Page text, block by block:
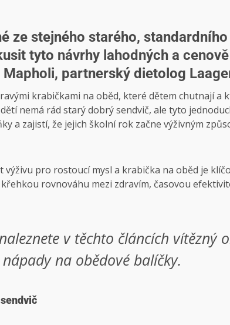
ze stejného starého,
tyto návrhy lahodných a
partnerský dietolog
krabičkami na oběd, které dětem chutnají a
nemá rád starý dobrý sendvič, ale tyto
a zajistí, že jejich školní rok začne výživným
výživu pro rostoucí mysl a krabička na oběd je
rovnováhu mezi zdravím, časovou
v těchto článcích vítězný
nápady na obědové balíčky.